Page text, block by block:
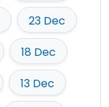
23 Dec
18 Dec
13 Dec